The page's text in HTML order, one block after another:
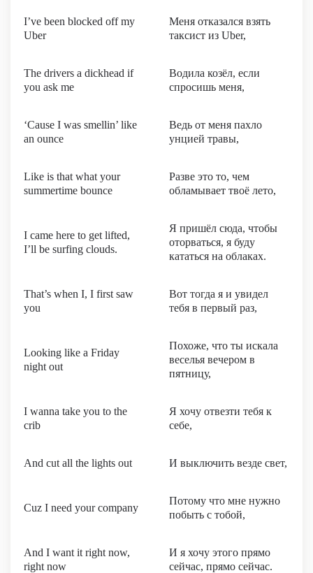
I’ve been blocked off my
Uber
Меня отказался взять
таксист из Uber,
The drivers a dickhead if
you ask me
Водила козёл, если
спросишь меня,
‘Cause I was smellin’ like
an ounce
Ведь от меня пахло
унцией травы,
Like is that what your
summertime bounce
Разве это то, чем
обламывает твоё лето,
I came here to get lifted,
I’ll be surfing clouds.
Я пришёл сюда, чтобы
оторваться, я буду
кататься на облаках.
That’s when I, I first saw
you
Вот тогда я и увидел
тебя в первый раз,
Looking like a Friday
night out
Похоже, что ты искала
веселья вечером в
пятницу,
I wanna take you to the
crib
Я хочу отвезти тебя к
себе,
And cut all the lights out И выключить везде свет,
Cuz I need your company
Потому что мне нужно
побыть с тобой,
And I want it right now,
right now
И я хочу этого прямо
сейчас, прямо сейчас.